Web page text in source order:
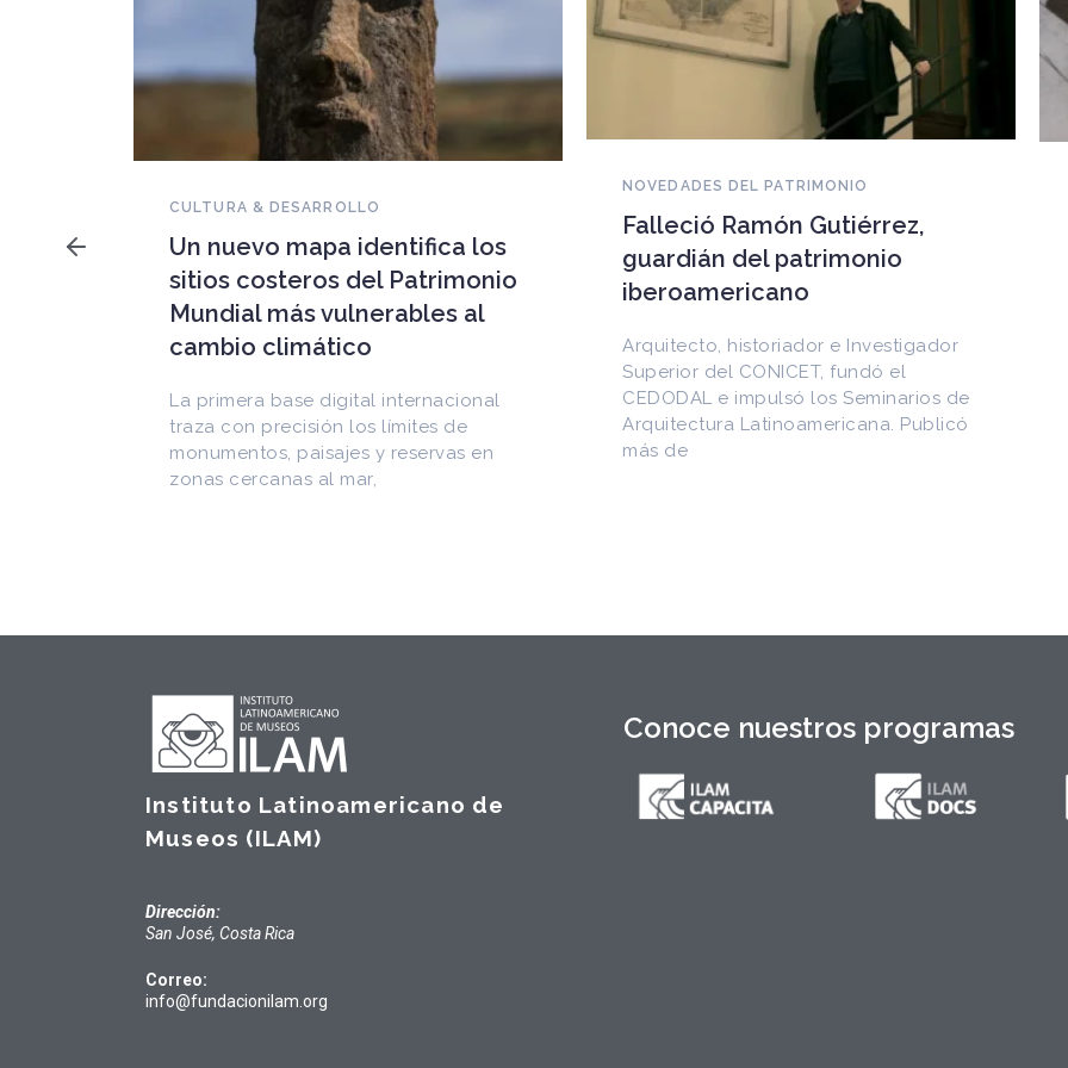
guardián del patrimonio
iberoamericano
Arquitecto, historiador e Investigador
CEDODAL e impulsó los Seminarios de
Arquitectura Latinoamericana. Publicó
más de
NOVEDADES DEL PATRIMONIO
EEUU devuelve a Cuba
documentos históricos
sustraídos del Archivo
en internet
Entre los materiales recuperados
figuran la Constitución de la Yaya de
Conoce nuestros programas
Instituto Latinoamericano de
Museos (ILAM)
Dirección:
San José, Costa Rica
Correo:
info@fundacionilam.org